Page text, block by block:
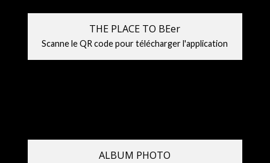
THE PLACE TO BEer
Scanne le QR code pour télécharger l'application
ALBUM PHOTO